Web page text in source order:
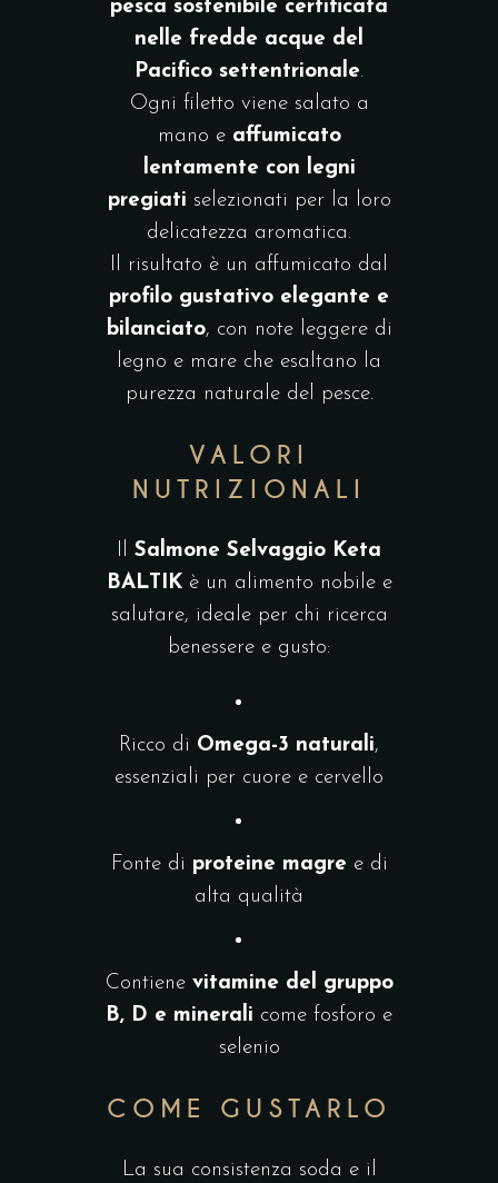
pesca sostenibile certificata
nelle fredde acque del
Pacifico settentrionale.
Ogni filetto viene salato a
mano e affumicato
lentamente con legni
pregiati selezionati per la loro
delicatezza aromatica.
Il risultato è un affumicato dal
profilo gustativo elegante e
bilanciato, con note leggere di
legno e mare che esaltano la
purezza naturale del pesce.
VALORI
NUTRIZIONALI
Il Salmone Selvaggio Keta
BALTIKè un alimento nobile e
salutare, ideale per chi ricerca
benessere e gusto:
Ricco di Omega-3 naturali,
essenziali per cuore e cervello
Fonte di proteine magre e di
alta qualità
Contiene vitamine del gruppo
B, D e minerali come fosforo e
selenio
COME GUSTARLO
La sua consistenza soda e il